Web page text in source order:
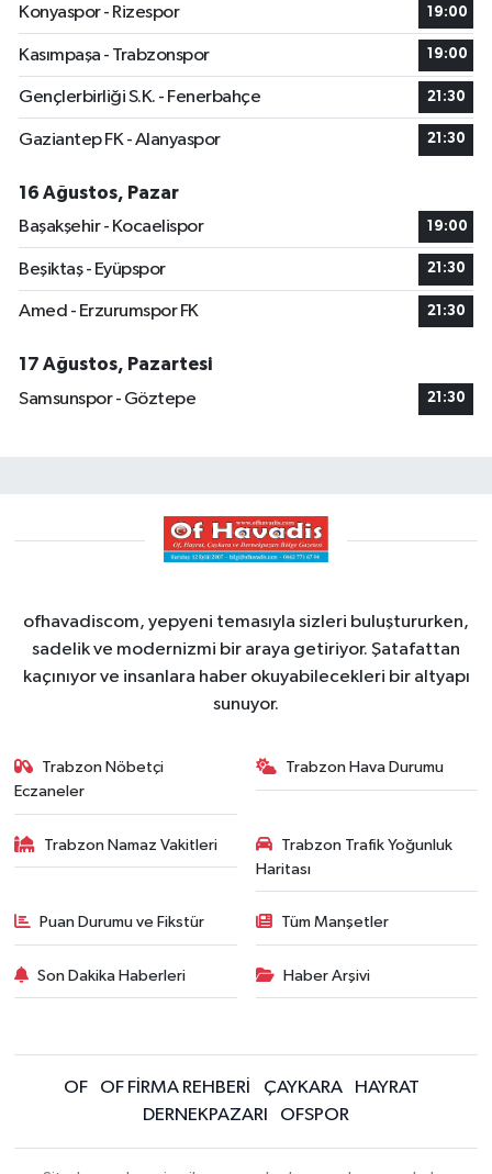
Konyaspor - Rizespor
19:00
Kasımpaşa - Trabzonspor 19:00
Gençlerbirliği S.K. - Fenerbahçe 21:30
Gaziantep FK - Alanyaspor 21:30
16 Ağustos, Pazar
Başakşehir - Kocaelispor
19:00
Beşiktaş - Eyüpspor 21:30
Amed - Erzurumspor FK 21:30
17 Ağustos, Pazartesi
Samsunspor - Göztepe
21:30
ofhavadiscom, yepyeni temasıyla sizleri buluştururken,
sadelik ve modernizmi bir araya getiriyor. Şatafattan
kaçınıyor ve insanlara haber okuyabilecekleri bir altyapı
sunuyor.
Trabzon Nöbetçi
Eczaneler
Trabzon Hava Durumu
Trabzon Namaz Vakitleri
Trabzon Trafik Yoğunluk
Haritası
Puan Durumu ve Fikstür Tüm Manşetler
Son Dakika Haberleri Haber Arşivi
OF OF FİRMA REHBERİ ÇAYKARA
HAYRAT
DERNEKPAZARI
OFSPOR